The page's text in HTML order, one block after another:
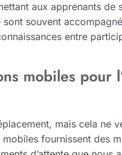
aux apprenants de
souvent
entre
mobiles pour
mais cela ne
fournissent des